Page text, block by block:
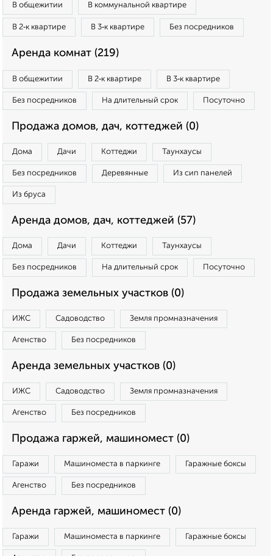
В общежитии В коммунальной квартире
В 2‑к квартире В 3‑к квартире Без посредников
Аренда комнат (219)
В общежитии В 2‑к квартире В 3‑к квартире
Без посредников На длительный срок Посуточно
Продажа домов, дач, коттеджей (0)
Дома Дачи Коттеджи Таунхаусы
Без посредников Деревянные Из сип панелей
Из бруса
Аренда домов, дач, коттеджей (57)
Дома Дачи Коттеджи Таунхаусы
Без посредников На длительный срок Посуточно
Продажа земельных участков (0)
ИЖС Садоводство Земля промназначения
Агенство Без посредников
Аренда земельных участков (0)
ИЖС Садоводство Земля промназначения
Агенство Без посредников
Продажа гаржей, машиномест (0)
Гаражи Машиноместа в паркинге Гаражные боксы
Агенство Без посредников
Аренда гаржей, машиномест (0)
Гаражи Машиноместа в паркинге Гаражные боксы